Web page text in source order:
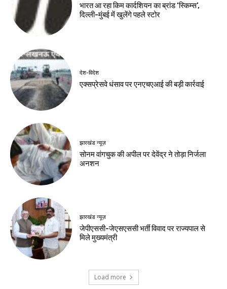
भारत आ रहा किम कार्दशियन का ब्रांड ‘स्किम्स’,
दिल्ली-मुंबई में खुलेंगे पहले स्टोर
देश-विदेश
एक्सप्रेसवे धंसाव पर एनएचएआई की बड़ी कार्रवाई
झारखंड न्यूज़
सोनम वांगचुक की अपील पर देवेंद्र ने तोड़ा निर्जला
अनशन
झारखंड न्यूज़
जेपीएससी-जेएसएससी भर्ती विवाद पर राज्यपाल से
मिले मुख्यमंत्री
Load more